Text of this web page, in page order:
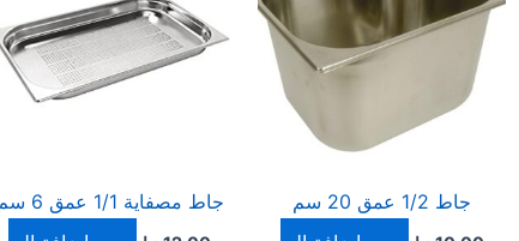
جاط 1/2 عمق 20 سم جاط مصفاية 1/1 عمق 6 سم